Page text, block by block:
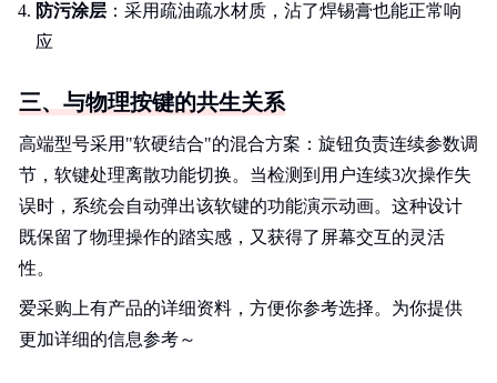
防污涂层 ：采用疏油疏水材质，沾了焊锡膏也能正常响
应
三、与物理按键的共生关系
高端型号采用"软硬结合"的混合方案：旋钮负责连续参数调
节，软键处理离散功能切换。当检测到用户连续3次操作失
误时，系统会自动弹出该软键的功能演示动画。这种设计
既保留了物理操作的踏实感，又获得了屏幕交互的灵活
性。
爱采购上有产品的详细资料，方便你参考选择。为你提供
更加详细的信息参考～